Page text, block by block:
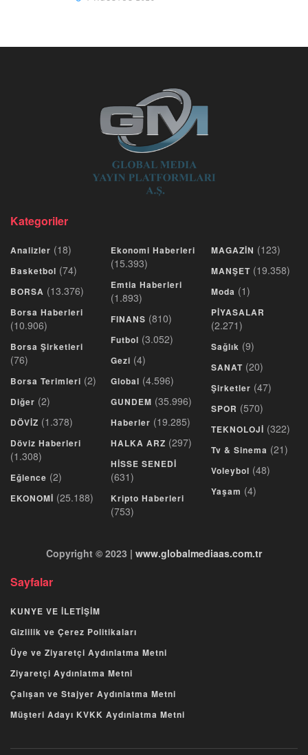
Kategoriler
Analizler (18)
Basketbol (74)
BORSA (13.376)
Borsa Haberleri
(10.906)
Borsa Şirketleri
(76)
Borsa Terimleri (2)
Diğer (2)
DÖVİZ (1.378)
Döviz Haberleri
(1.308)
Eğlence (2)
EKONOMİ (25.188)
Ekonomi Haberleri
(15.393)
Emtia Haberleri
(1.893)
FINANS (810)
Futbol (3.052)
Gezi (4)
Global (4.596)
GUNDEM (35.996)
Haberler (19.285)
HALKA ARZ (297)
HİSSE SENEDİ
(631)
Kripto Haberleri
(753)
MAGAZİN (123)
MANŞET (19.358)
Moda (1)
PİYASALAR
(2.271)
Sağlık (9)
SANAT (20)
Şirketler (47)
SPOR (570)
TEKNOLOJİ (322)
Tv & Sinema (21)
Voleybol (48)
Yaşam (4)
Copyright © 2023 | www.globalmediaas.com.tr
Sayfalar
KUNYE VE İLETİŞİM
Gizlilik ve Çerez Politikaları
Üye ve Ziyaretçi Aydınlatma Metni
Ziyaretçi Aydınlatma Metni
Çalışan ve Stajyer Aydınlatma Metni
Müşteri Adayı KVKK Aydınlatma Metni